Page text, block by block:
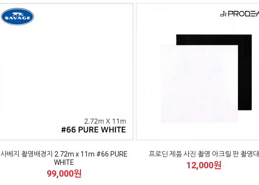
사베지 촬영배경지 2.72m x 11m #66 PURE
WHITE
99,000원
프로딘 제품 사진 촬영 아크릴 판 촬영대
12,000원